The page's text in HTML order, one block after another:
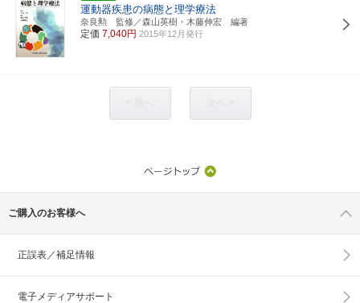
運動器疾患の病態と理学療法
奈良勲 監修／森山英樹・木藤伸宏 編著
定価 7,040円 2015年12月発行
ご購入のお客様へ
正誤表／補足情報
電子メディアサポート